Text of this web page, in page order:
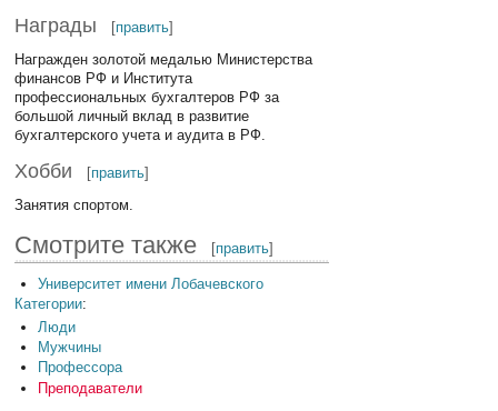
Награды [править]
Награжден золотой медалью Министерства
финансов РФ и Института
профессиональных бухгалтеров РФ за
большой личный вклад в развитие
бухгалтерского учета и аудита в РФ.
Хобби [править]
Занятия спортом.
Смотрите также [править]
Университет имени Лобачевского
Категории:
Люди
Мужчины
Профессора
Преподаватели